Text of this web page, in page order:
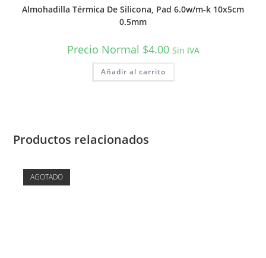
Almohadilla Térmica De Silicona, Pad 6.0w/m-k 10x5cm
0.5mm
Precio Normal $4.00 Sin IVA
Añadir al carrito
Productos relacionados
AGOTADO